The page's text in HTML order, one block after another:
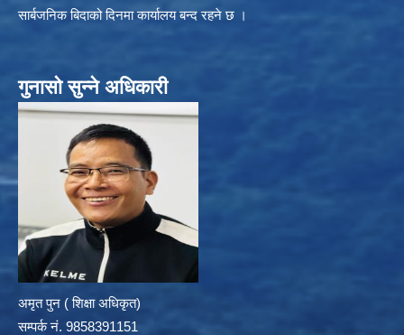
सार्बजनिक बिदाको दिनमा कार्यालय बन्द रहने छ ।
गुनासो सुन्ने अधिकारी
अमृत पुन ( शिक्षा अधिकृत)
सम्पर्क न‌ं. 9858391151